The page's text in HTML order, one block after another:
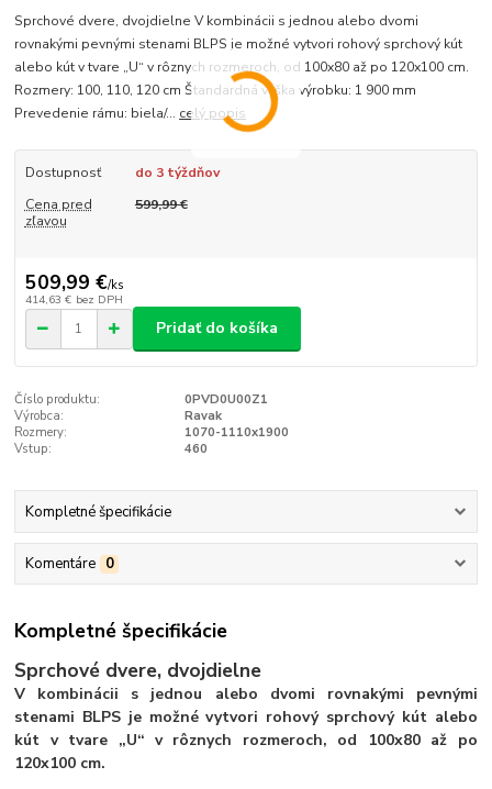
Sprchové dvere, dvojdielne V kombinácii s jednou alebo dvomi
rovnakými pevnými stenami BLPS je možné vytvori rohový sprchový kút
alebo kút v tvare „U“ v rôznych rozmeroch, od 100x80 až po 120x100 cm.
Rozmery: 100, 110, 120 cm Štandardná výška výrobku: 1 900 mm
Prevedenie rámu: biela/... celý popis
Dostupnosť
do 3 týždňov
Cena pred
zľavou
599,99 €
509,99 €/ks
414,63 € bez DPH
Pridať do košíka
Číslo produktu:
0PVD0U00Z1
Výrobca:
Ravak
Rozmery:
1070-1110x1900
Vstup:
460
Kompletné špecifikácie
Komentáre 0
Kompletné špecifikácie
Sprchové dvere, dvojdielne
V kombinácii s jednou alebo dvomi rovnakými pevnými
stenami BLPS je možné vytvori rohový sprchový kút alebo
kút v tvare „U“ v rôznych rozmeroch, od 100x80 až po
120x100 cm.